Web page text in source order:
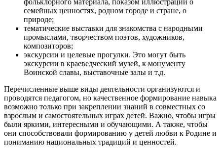
семейных ценностях, родном городе и стране, о
природе;
тематические выставки для знакомства с народными
промыслами, творчеством поэтов, художников,
композиторов;
экскурсии и целевые прогулки. Это могут быть
экскурсии в краеведческий музей, к монументу
Воинской славы, выставочные залы и т.д.
Перечисленные выше виды деятельности организуются и
проводятся педагогом, но качественное формирование навыка
возможно только при закреплении знаний в совместных со
взрослым и самостоятельных играх детей. Важно, чтобы игры
были яркими, интересными и обучающими. А также, чтобы
они способствовали формированию у детей любви к Родине и
пониманию национальных традиций и ценностей.